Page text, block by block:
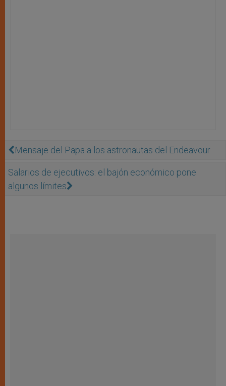
Mensaje del Papa a los astronautas del Endeavour
Salarios de ejecutivos: el bajón económico pone
algunos límites